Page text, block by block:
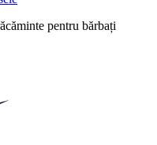
pentru bărbați